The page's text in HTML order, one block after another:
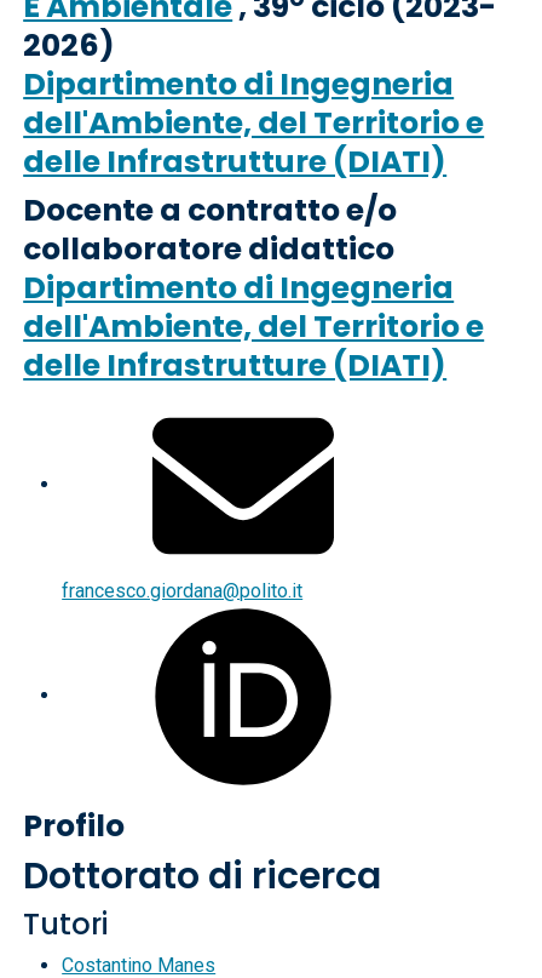
2026)
Dipartimento di Ingegneria
dell'Ambiente, del Territorio e
delle Infrastrutture (DIATI)
Docente a contratto e/o
collaboratore didattico
Dipartimento di Ingegneria
dell'Ambiente, del Territorio e
delle Infrastrutture (DIATI)
francesco.giordana@polito.it
Profilo
Dottorato di ricerca
Tutori
Costantino Manes